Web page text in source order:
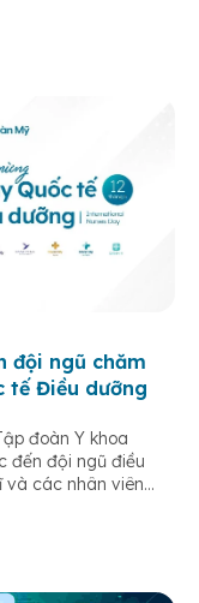
đội ngũ chăm
tế Điều dưỡng
đoàn Y khoa
đến đội ngũ điều
và các nhân viên